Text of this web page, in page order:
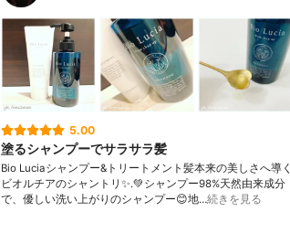
5.00
塗るシャンプーでサラサラ髪
Bio Luciaシャンプー&トリートメント⁡髪本来の美しさへ導く
ビオルチアのシャントリ✨⁡.💚シャンプー98%天然由来成分
で、優しい洗い上がりのシャンプー😊地…続きを見る